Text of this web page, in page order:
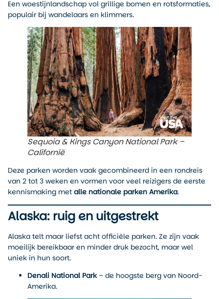
Een woestijnlandschap vol grillige bomen en rotsformaties,
populair bij wandelaars en klimmers.
Sequoia & Kings Canyon National Park –
Californië
Deze parken worden vaak gecombineerd in een rondreis
van 2 tot 3 weken en vormen voor veel reizigers de eerste
kennismaking met alle nationale parken Amerika.
Alaska: ruig en uitgestrekt
Alaska telt maar liefst acht officiële parken. Ze zijn vaak
moeilijk bereikbaar en minder druk bezocht, maar wel
uniek in hun soort.
Denali National Park – de hoogste berg van Noord-
Amerika.